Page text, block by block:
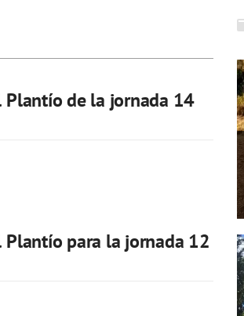
Plantío de la jornada 14
Plantío para la jornada 12